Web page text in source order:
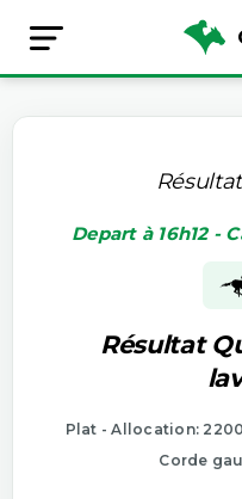
Depart à 16h12 -
Résultat
Plat - Allocation:
Corde